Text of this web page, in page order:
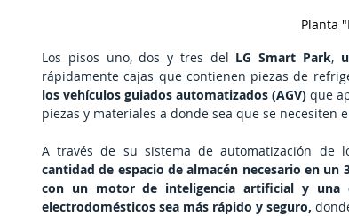
Planta
Los pisos uno, dos y tres del LG Smart Park,
los vehículos guiados automatizados (AGV) que
piezas y materiales a donde sea que se necesiten
A través de su sistema de automatización de
cantidad de espacio de almacén necesario en un
con un motor de inteligencia artificial y una
electrodomésticos sea más rápido y seguro,